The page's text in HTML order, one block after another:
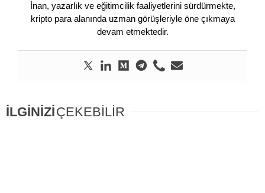
İnan, yazarlık ve eğitimcilik faaliyetlerini sürdürmekte,
kripto para alanında uzman görüşleriyle öne çıkmaya
devam etmektedir.
İLGİNİZİÇEKEBİLİR